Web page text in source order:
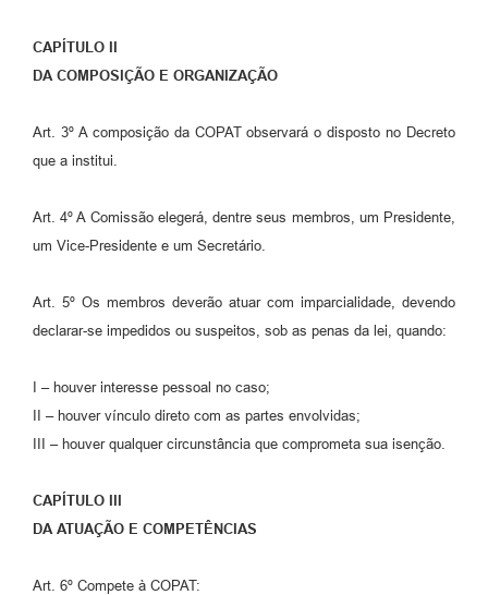
CAPÍTULO II
DA COMPOSIÇÃO E ORGANIZAÇÃO
Art. 3º A composição da COPAT observará o disposto no Decreto
que a institui.
Art. 4º A Comissão elegerá, dentre seus membros, um Presidente,
um Vice-Presidente e um Secretário.
Art. 5º Os membros deverão atuar com imparcialidade, devendo
declarar-se impedidos ou suspeitos, sob as penas da lei, quando:
I – houver interesse pessoal no caso;
II – houver vínculo direto com as partes envolvidas;
III – houver qualquer circunstância que comprometa sua isenção.
CAPÍTULO III
DA ATUAÇÃO E COMPETÊNCIAS
Art. 6º Compete à COPAT: